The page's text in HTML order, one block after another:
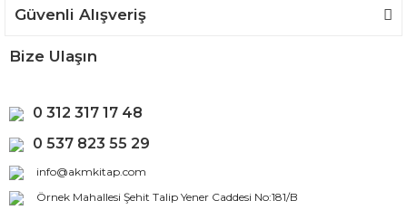
Güvenli Alışveriş
Bize Ulaşın
0 312 317 17 48
0 537 823 55 29
info@akmkitap.com
Örnek Mahallesi Şehit Talip Yener Caddesi No:181/B